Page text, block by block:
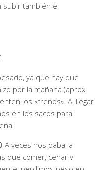
subir también el
ya que hay que
por la mañana (aprox.
los «frenos». Al llegar
en los sacos para
A veces nos daba la
que comer, cenar y